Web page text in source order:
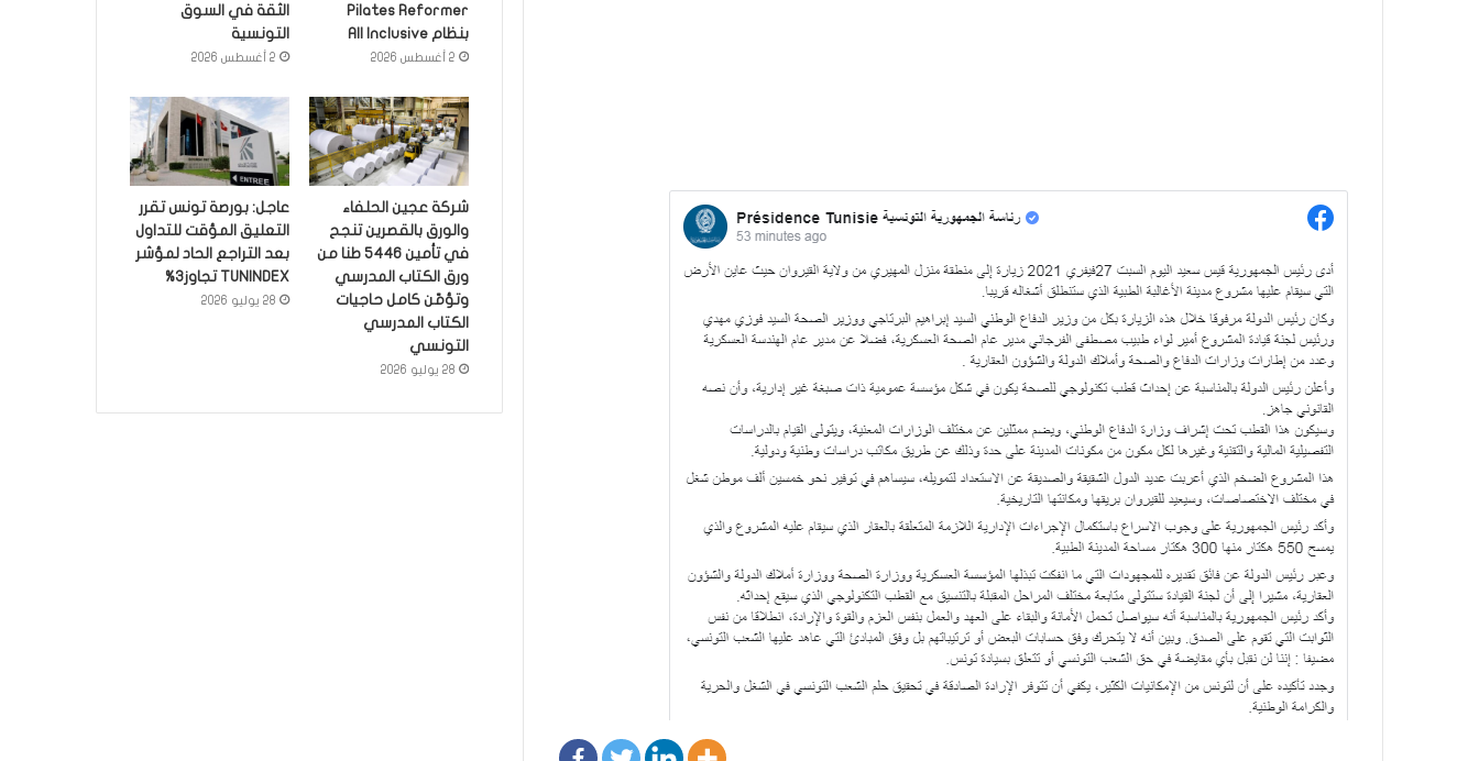
Pilates Reformer
بنظام All Inclusive
2 أغسطس 2026
الثقة في السوق
التونسية
2 أغسطس 2026
شركة عجين الحلفاء
والورق بالقصرين تنجح
في تأمين 5446 طنا من
ورق الكتاب المدرسي
وتؤمّن كامل حاجيات
الكتاب المدرسي
التونسي
28 يوليو 2026
عاجل: بورصة تونس تقرر
التعليق المؤقت للتداول
بعد التراجع الحاد لمؤشر
TUNINDEX تجاوز3%
28 يوليو 2026